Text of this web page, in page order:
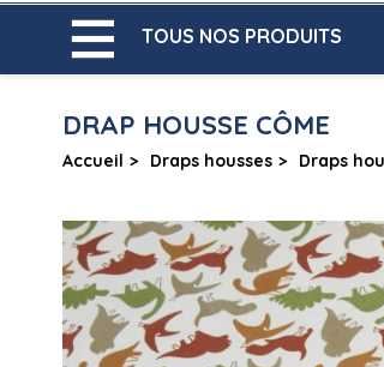
 TOUS NOS PRODUITS
DRAP HOUSSE CÔME
Accueil Draps housses Draps